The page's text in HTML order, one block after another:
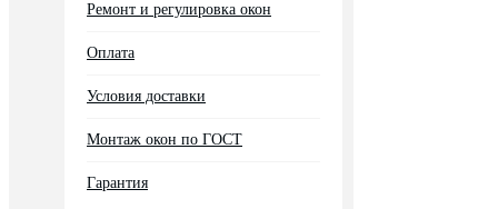
Ремонт и регулировка окон
Оплата
Условия доставки
Монтаж окон по ГОСТ
Гарантия